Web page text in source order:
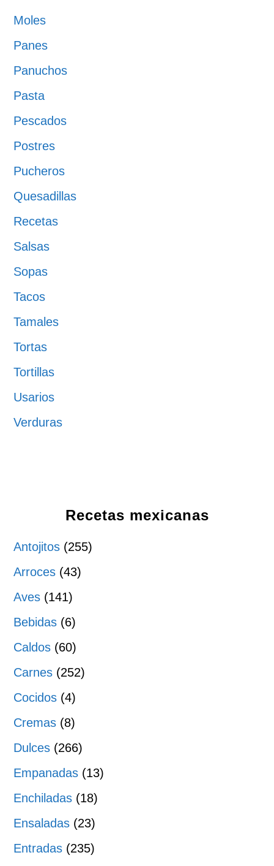
Moles
Panes
Panuchos
Pasta
Pescados
Postres
Pucheros
Quesadillas
Recetas
Salsas
Sopas
Tacos
Tamales
Tortas
Tortillas
Usarios
Verduras
Recetas mexicanas
Antojitos (255)
Arroces (43)
Aves (141)
Bebidas (6)
Caldos (60)
Carnes (252)
Cocidos (4)
Cremas (8)
Dulces (266)
Empanadas (13)
Enchiladas (18)
Ensaladas (23)
Entradas (235)